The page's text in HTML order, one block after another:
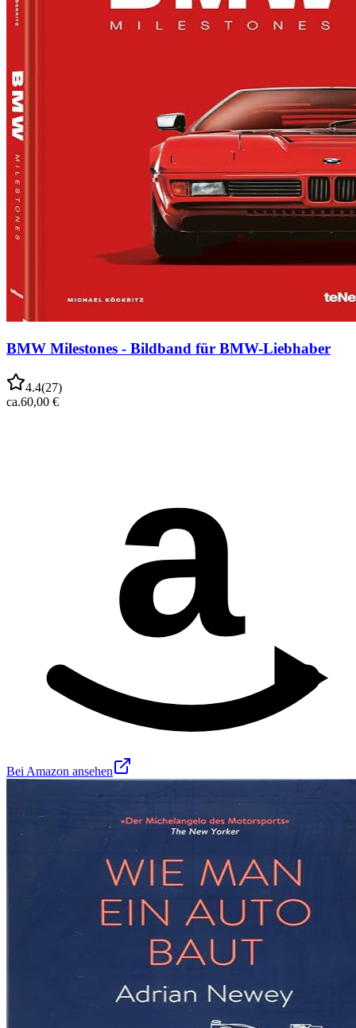
BMW Milestones - Bildband für BMW-Liebhaber
4.4(27)
ca.60,00 €
a
Bei Amazon ansehen